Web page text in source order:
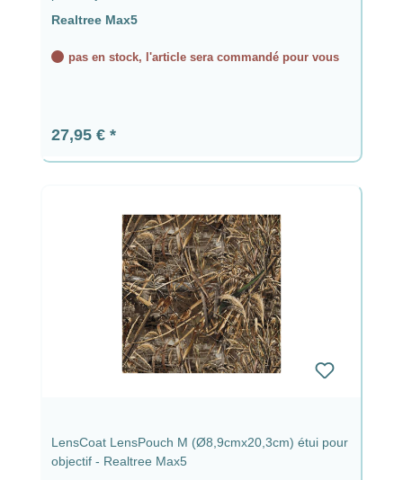
Realtree Max5
pas en stock, l'article sera commandé pour vous
Prix régulier :
27,95 €
LensCoat LensPouch M (Ø8,9cmx20,3cm) étui pour
objectif - Realtree Max5